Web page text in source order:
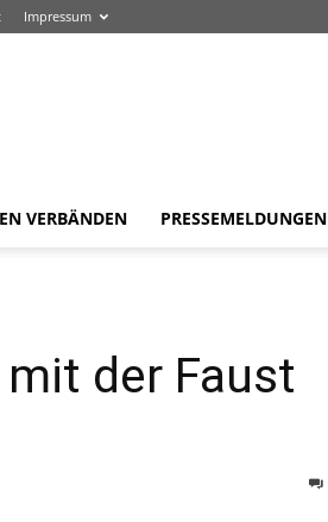
Impressum
VERBÄNDEN PRESSEMELDUNGEN
der Faust